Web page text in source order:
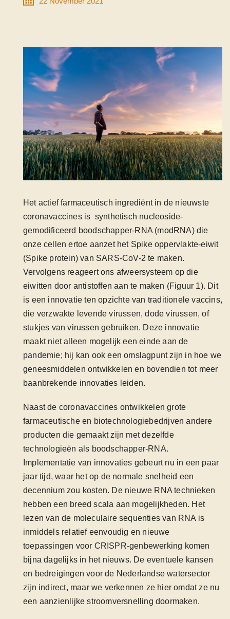
Het actief farmaceutisch ingrediënt in de nieuwste
coronavaccines is synthetisch nucleoside-
gemodificeerd boodschapper-RNA (modRNA) die
onze cellen ertoe aanzet het Spike oppervlakte-eiwit
(Spike protein) van SARS-CoV-2 te maken.
Vervolgens reageert ons afweersysteem op die
eiwitten door antistoffen aan te maken (Figuur 1). Dit
is een innovatie ten opzichte van traditionele vaccins,
die verzwakte levende virussen, dode virussen, of
stukjes van virussen gebruiken. Deze innovatie
maakt niet alleen mogelijk een einde aan de
pandemie; hij kan ook een omslagpunt zijn in hoe we
geneesmiddelen ontwikkelen en bovendien tot meer
baanbrekende innovaties leiden.
Naast de coronavaccines ontwikkelen grote
farmaceutische en biotechnologiebedrijven andere
producten die gemaakt zijn met dezelfde
technologieën als boodschapper-RNA.
Implementatie van innovaties gebeurt nu in een paar
jaar tijd, waar het op de normale snelheid een
decennium zou kosten. De nieuwe RNA technieken
hebben een breed scala aan mogelijkheden. Het
lezen van de moleculaire sequenties van RNA is
inmiddels relatief eenvoudig en nieuwe
toepassingen voor CRISPR-genbewerking komen
bijna dagelijks in het nieuws. De eventuele kansen
en bedreigingen voor de Nederlandse watersector
zijn indirect, maar we verkennen ze hier omdat ze nu
een aanzienlijke stroomversnelling doormaken.